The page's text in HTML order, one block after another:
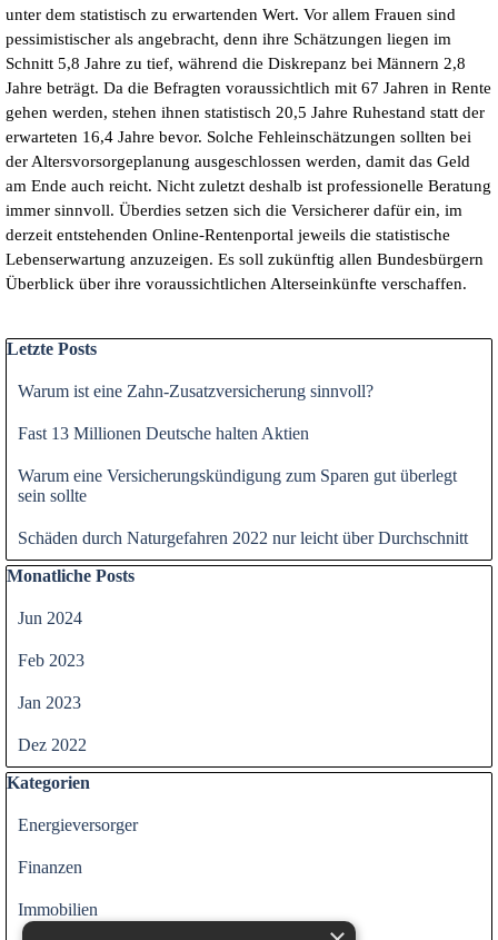
unter dem statistisch zu erwartenden Wert. Vor allem Frauen sind
pessimistischer als angebracht, denn ihre Schätzungen liegen im
Schnitt 5,8 Jahre zu tief, während die Diskrepanz bei Männern 2,8
Jahre beträgt. Da die Befragten voraussichtlich mit 67 Jahren in Rente
gehen werden, stehen ihnen statistisch 20,5 Jahre Ruhestand statt der
erwarteten 16,4 Jahre bevor. Solche Fehleinschätzungen sollten bei
der Altersvorsorgeplanung ausgeschlossen werden, damit das Geld
am Ende auch reicht. Nicht zuletzt deshalb ist professionelle Beratung
immer sinnvoll. Überdies setzen sich die Versicherer dafür ein, im
derzeit entstehenden Online-Rentenportal jeweils die statistische
Lebenserwartung anzuzeigen. Es soll zukünftig allen Bundesbürgern
Überblick über ihre voraussichtlichen Alterseinkünfte verschaffen.
Block überspringen Letzte Posts
Letzte Posts
Warum ist eine Zahn-Zusatzversicherung sinnvoll?
Fast 13 Millionen Deutsche halten Aktien
Warum eine Versicherungskündigung zum Sparen gut überlegt
sein sollte
Schäden durch Naturgefahren 2022 nur leicht über Durchschnitt
Block überspringen Monatliche Posts
Monatliche Posts
Jun 2024
Feb 2023
Jan 2023
Dez 2022
Block überspringen Kategorien
Kategorien
Energieversorger
Finanzen
Immobilien